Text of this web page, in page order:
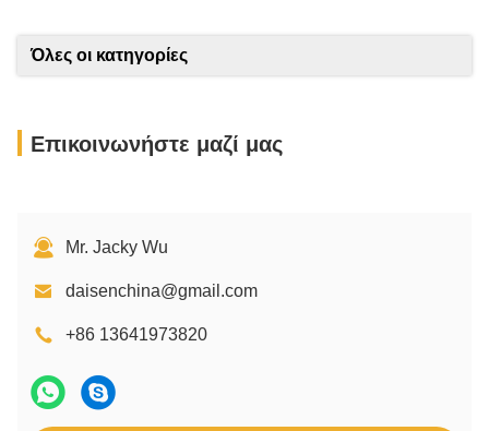
Όλες οι κατηγορίες
Επικοινωνήστε μαζί μας
Mr. Jacky Wu
daisenchina@gmail.com
+86 13641973820